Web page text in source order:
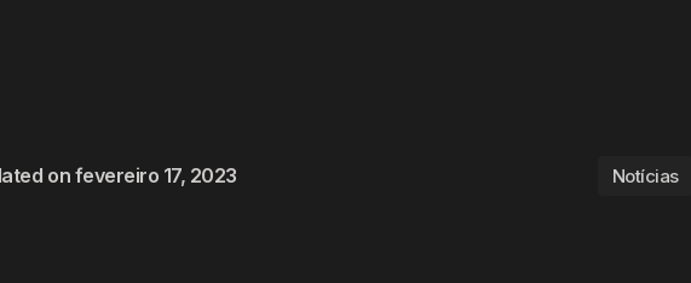
on fevereiro 17, 2023 Notícias